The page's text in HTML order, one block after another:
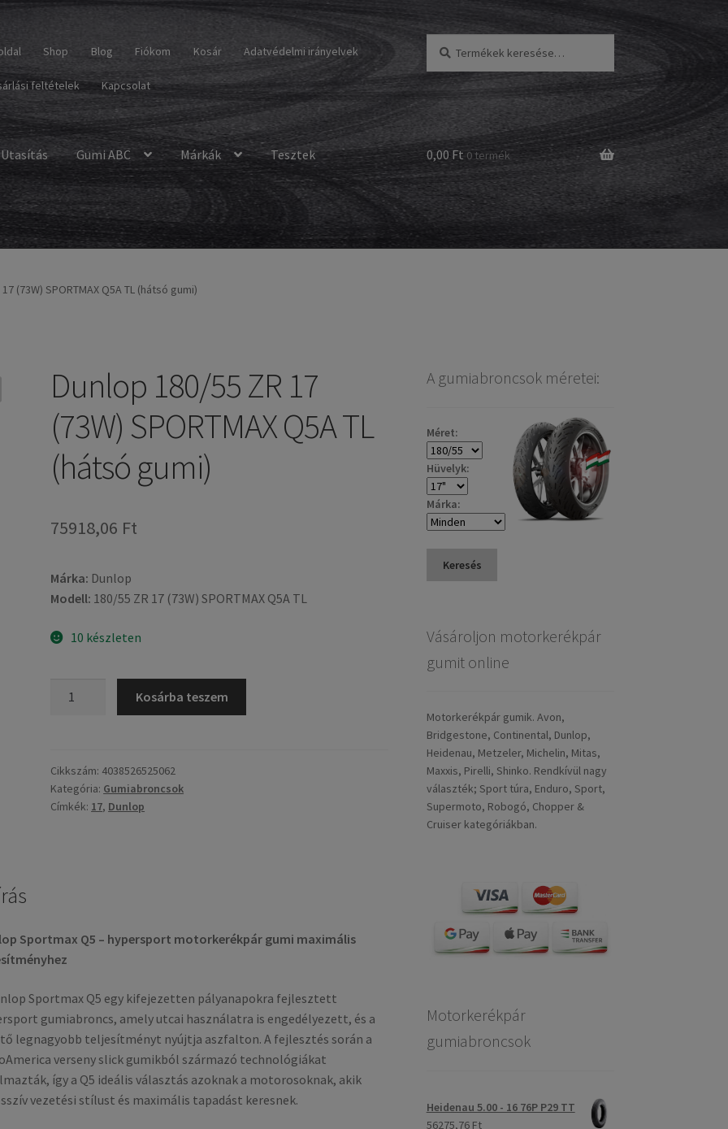
Shop Blog Fiókom Kosár Adatvédelmi irányelvek
feltételek Kapcsolat
következőre:
Utasítás Gumi ABC Márkák Tesztek 0,00 Ft 0 termék
(73W) SPORTMAX Q5A TL (hátsó gumi)
Dunlop 180/55 ZR 17
(73W) SPORTMAX Q5A TL
(hátsó gumi)
75918,06 Ft
Márka: Dunlop
Modell: 180/55 ZR 17 (73W) SPORTMAX Q5A TL
10 készleten
(73W)
SPORTMAX
Q5A
Kosárba teszem
Cikkszám: 4038526525062
Kategória: Gumiabroncsok
Címkék: 17, Dunlop
Sportmax Q5 – hypersport motorkerékpár gumi maximális
Sportmax Q5 egy kifejezetten pályanapokra fejlesztett
gumiabroncs, amely utcai használatra is engedélyezett, és a
legnagyobb teljesítményt nyújtja aszfalton. A fejlesztés során a
verseny slick gumikból származó technológiákat
így a Q5 ideális választás azoknak a motorosoknak, akik
vezetési stílust és maximális tapadást keresnek.
A gumiabroncsok méretei:
Méret:
Hüvelyk:
Márka:
Keresés
Vásároljon motorkerékpár
gumit online
Motorkerékpár gumik. Avon,
Bridgestone, Continental, Dunlop,
Heidenau, Metzeler, Michelin, Mitas,
Maxxis, Pirelli, Shinko. Rendkívül nagy
választék; Sport túra, Enduro, Sport,
Supermoto, Robogó, Chopper &
Cruiser kategóriákban.
Motorkerékpár
gumiabroncsok
Heidenau 5.00 - 16 76P P29 TT
56275,76 Ft